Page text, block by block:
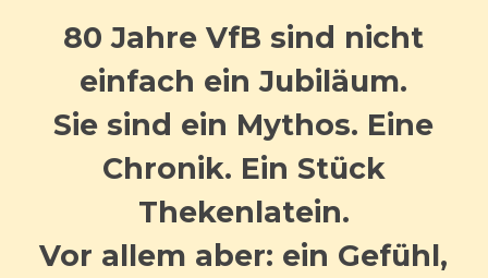
80 Jahre VfB sind nicht
einfach ein Jubiläum.
Sie sind ein Mythos. Eine
Chronik. Ein Stück
Thekenlatein.
Vor allem aber: ein Gefühl,